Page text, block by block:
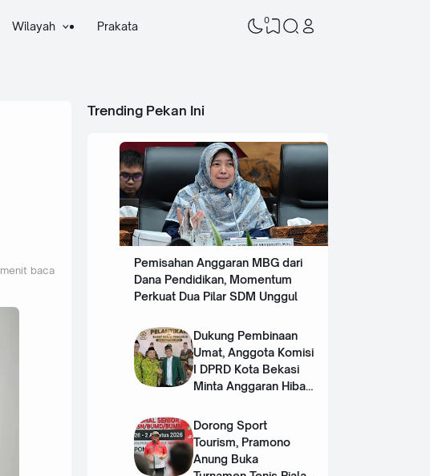
Wilayah Prakata 0
menit baca
Trending Pekan Ini
Pemisahan Anggaran MBG dari
Dana Pendidikan, Momentum
Perkuat Dua Pilar SDM Unggul
Dukung Pembinaan
Umat, Anggota Komisi
I DPRD Kota Bekasi
Minta Anggaran Hibah
Dorong Sport
Tourism, Pramono
Anung Buka